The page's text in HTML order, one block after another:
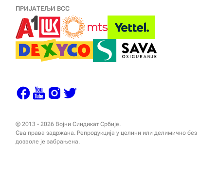
ПРИЈАТЕЉИ ВСС
© 2013 - 2026 Војни Синдикат Србије.
Сва права задржана. Репродукција у целини или делимично без
дозволе је забрањена.